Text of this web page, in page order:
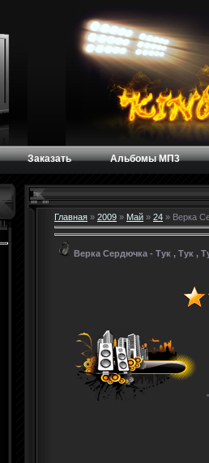
Заказать Альбомы МП3
Главная » 2009 » Май » 24 » Верка
Верка Сердючка - Тук , Тук ,